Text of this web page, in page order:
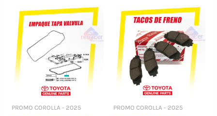
PROMO COROLLA - 2025 PROMO COROLLA - 2025